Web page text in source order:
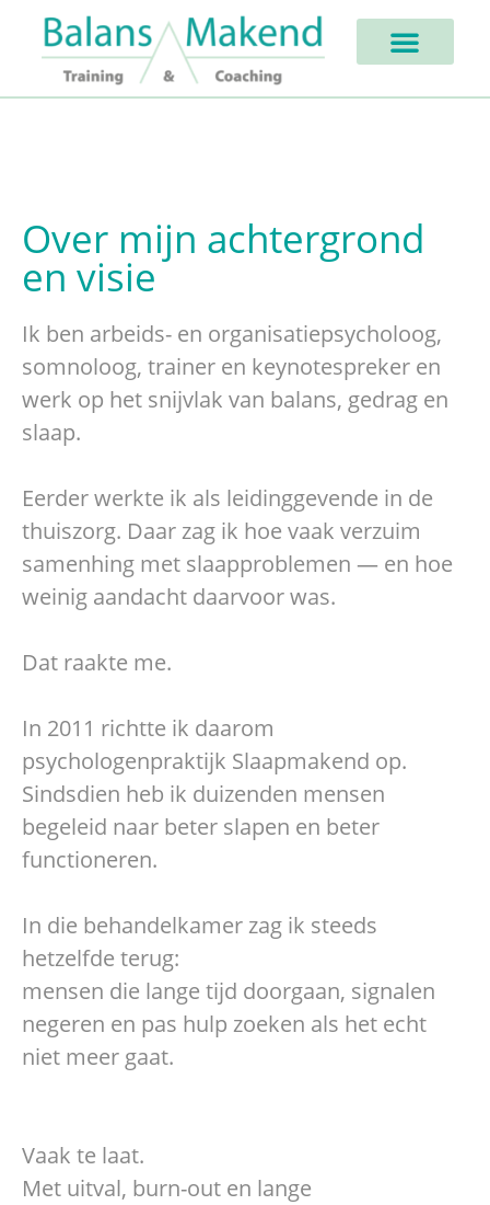
Over mijn achtergrond
en visie
Ik ben arbeids- en organisatiepsycholoog,
somnoloog, trainer en keynotespreker en
werk op het snijvlak van balans, gedrag en
slaap.
Eerder werkte ik als leidinggevende in de
thuiszorg. Daar zag ik hoe vaak verzuim
samenhing met slaapproblemen — en hoe
weinig aandacht daarvoor was.
Dat raakte me.
In 2011 richtte ik daarom
psychologenpraktijk Slaapmakend op.
Sindsdien heb ik duizenden mensen
begeleid naar beter slapen en beter
functioneren.
In die behandelkamer zag ik steeds
hetzelfde terug:
mensen die lange tijd doorgaan, signalen
negeren en pas hulp zoeken als het echt
niet meer gaat.
Vaak te laat.
Met uitval, burn-out en lange